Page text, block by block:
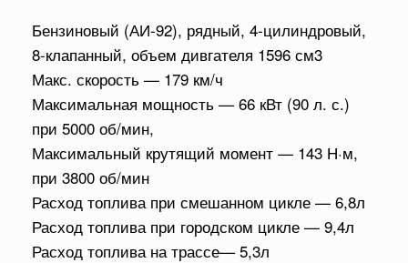
Бензиновый (АИ-92), рядный, 4-цилиндровый,
8-клапанный, объем дивгателя 1596 см3
Макс. скорость — 179 км/ч
Максимальная мощность — 66 кВт (90 л. с.)
при 5000 об/мин,
Максимальный крутящий момент — 143 Н·м,
при 3800 об/мин
Расход топлива при смешанном цикле — 6,8л
Расход топлива при городском цикле — 9,4л
Расход топлива на трассе— 5,3л